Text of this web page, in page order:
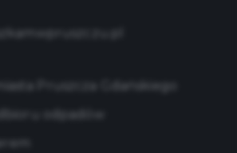
Pruszcza Gdańskiego
odpadów